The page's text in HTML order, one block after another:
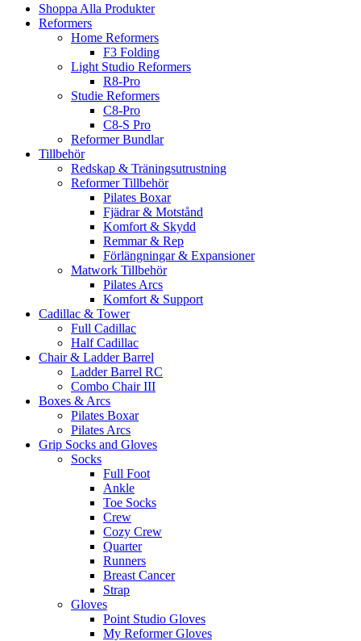
Shoppa Alla Produkter
Reformers
Home Reformers
F3 Folding
Light Studio Reformers
R8-Pro
Studie Reformers
C8-Pro
C8-S Pro
Reformer Bundlar
Tillbehör
Redskap & Träningsutrustning
Reformer Tillbehör
Pilates Boxar
Fjädrar & Motstånd
Komfort & Skydd
Remmar & Rep
Förlängningar & Expansioner
Matwork Tillbehör
Pilates Arcs
Komfort & Support
Cadillac & Tower
Full Cadillac
Half Cadillac
Chair & Ladder Barrel
Ladder Barrel RC
Combo Chair III
Boxes & Arcs
Pilates Boxar
Pilates Arcs
Grip Socks and Gloves
Socks
Full Foot
Ankle
Toe Socks
Crew
Cozy Crew
Quarter
Runners
Breast Cancer
Strap
Gloves
Point Studio Gloves
My Reformer Gloves